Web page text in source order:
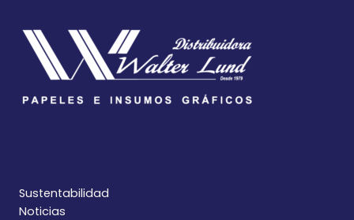
Sustentabilidad
Noticias